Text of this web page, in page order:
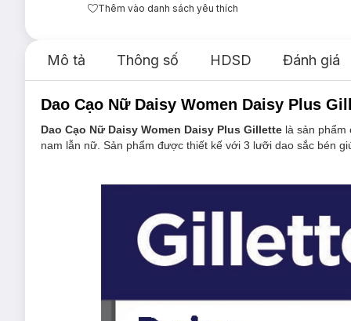
Thêm vào danh sách yêu thích
Mô tả Thông số HDSD Đánh giá
Dao Cạo Nữ Daisy Women Daisy Plus
Dao Cạo Nữ Daisy Women Daisy Plus Gillette là sản phẩm
nam lẫn nữ. Sản phẩm được thiết kế với 3 lưỡi dao sắc bén